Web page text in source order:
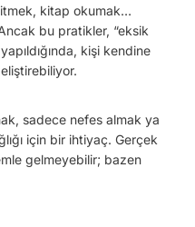
kitap okumak…
bu pratikler, “eksik
kişi kendine
sadece nefes almak ya
için bir ihtiyaç. Gerçek
gelmeyebilir; bazen